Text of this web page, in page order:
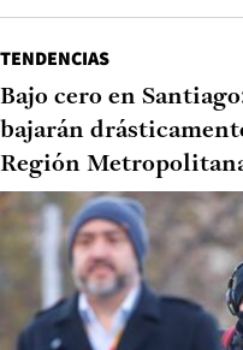
TENDENCIAS
Bajo cero en
bajarán
Región